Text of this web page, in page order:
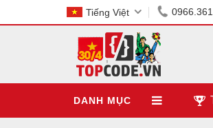
Tiếng Việt
DANH MỤC